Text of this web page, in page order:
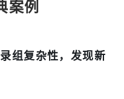
案例
组复杂性，发现新